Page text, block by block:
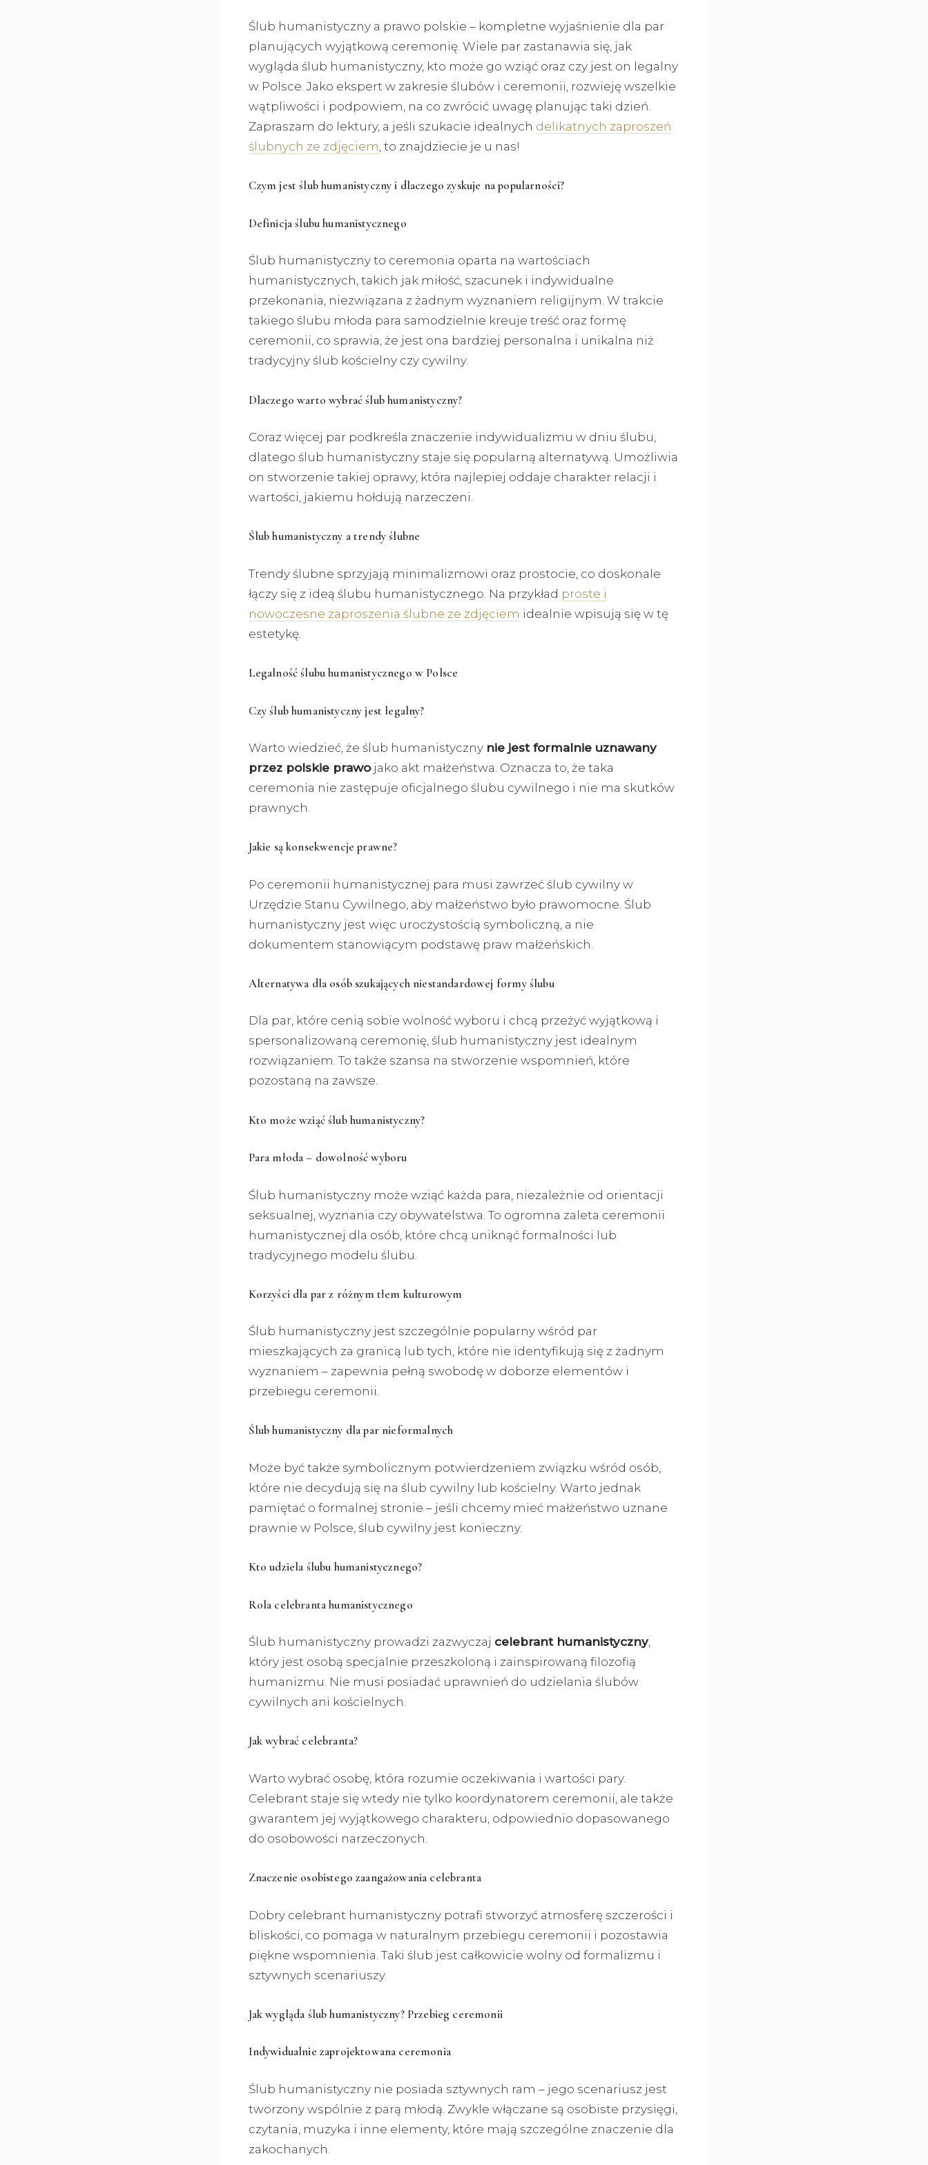
Ślub humanistyczny a prawo polskie – kompletne wyjaśnienie dla par
planujących wyjątkową ceremonię. Wiele par zastanawia się, jak
wygląda ślub humanistyczny, kto może go wziąć oraz czy jest on legalny
w Polsce. Jako ekspert w zakresie ślubów i ceremonii, rozwieję wszelkie
wątpliwości i podpowiem, na co zwrócić uwagę planując taki dzień.
Zapraszam do lektury, a jeśli szukacie idealnych delikatnych zaproszeń
ślubnych ze zdjęciem, to znajdziecie je u nas!
Czym jest ślub humanistyczny i dlaczego zyskuje na popularności?
Definicja ślubu humanistycznego
Ślub humanistyczny to ceremonia oparta na wartościach
humanistycznych, takich jak miłość, szacunek i indywidualne
przekonania, niezwiązana z żadnym wyznaniem religijnym. W trakcie
takiego ślubu młoda para samodzielnie kreuje treść oraz formę
ceremonii, co sprawia, że jest ona bardziej personalna i unikalna niż
tradycyjny ślub kościelny czy cywilny.
Dlaczego warto wybrać ślub humanistyczny?
Coraz więcej par podkreśla znaczenie indywidualizmu w dniu ślubu,
dlatego ślub humanistyczny staje się popularną alternatywą. Umożliwia
on stworzenie takiej oprawy, która najlepiej oddaje charakter relacji i
wartości, jakiemu hołdują narzeczeni.
Ślub humanistyczny a trendy ślubne
Trendy ślubne sprzyjają minimalizmowi oraz prostocie, co doskonale
łączy się z ideą ślubu humanistycznego. Na przykład proste i
nowoczesne zaproszenia ślubne ze zdjęciem idealnie wpisują się w tę
estetykę.
Legalność ślubu humanistycznego w Polsce
Czy ślub humanistyczny jest legalny?
Warto wiedzieć, że ślub humanistyczny nie jest formalnie uznawany
przez polskie prawojako akt małżeństwa. Oznacza to, że taka
ceremonia nie zastępuje oficjalnego ślubu cywilnego i nie ma skutków
prawnych.
Jakie są konsekwencje prawne?
Po ceremonii humanistycznej para musi zawrzeć ślub cywilny w
Urzędzie Stanu Cywilnego, aby małżeństwo było prawomocne. Ślub
humanistyczny jest więc uroczystością symboliczną, a nie
dokumentem stanowiącym podstawę praw małżeńskich.
Alternatywa dla osób szukających niestandardowej formy ślubu
Dla par, które cenią sobie wolność wyboru i chcą przeżyć wyjątkową i
spersonalizowaną ceremonię, ślub humanistyczny jest idealnym
rozwiązaniem. To także szansa na stworzenie wspomnień, które
pozostaną na zawsze.
Kto może wziąć ślub humanistyczny?
Para młoda – dowolność wyboru
Ślub humanistyczny może wziąć każda para, niezależnie od orientacji
seksualnej, wyznania czy obywatelstwa. To ogromna zaleta ceremonii
humanistycznej dla osób, które chcą uniknąć formalności lub
tradycyjnego modelu ślubu.
Korzyści dla par z różnym tłem kulturowym
Ślub humanistyczny jest szczególnie popularny wśród par
mieszkających za granicą lub tych, które nie identyfikują się z żadnym
wyznaniem – zapewnia pełną swobodę w doborze elementów i
przebiegu ceremonii.
Ślub humanistyczny dla par nieformalnych
Może być także symbolicznym potwierdzeniem związku wśród osób,
które nie decydują się na ślub cywilny lub kościelny. Warto jednak
pamiętać o formalnej stronie – jeśli chcemy mieć małżeństwo uznane
prawnie w Polsce, ślub cywilny jest konieczny.
Kto udziela ślubu humanistycznego?
Rola celebranta humanistycznego
Ślub humanistyczny prowadzi zazwyczaj celebrant humanistyczny,
który jest osobą specjalnie przeszkoloną i zainspirowaną filozofią
humanizmu. Nie musi posiadać uprawnień do udzielania ślubów
cywilnych ani kościelnych.
Jak wybrać celebranta?
Warto wybrać osobę, która rozumie oczekiwania i wartości pary.
Celebrant staje się wtedy nie tylko koordynatorem ceremonii, ale także
gwarantem jej wyjątkowego charakteru, odpowiednio dopasowanego
do osobowości narzeczonych.
Znaczenie osobistego zaangażowania celebranta
Dobry celebrant humanistyczny potrafi stworzyć atmosferę szczerości i
bliskości, co pomaga w naturalnym przebiegu ceremonii i pozostawia
piękne wspomnienia. Taki ślub jest całkowicie wolny od formalizmu i
sztywnych scenariuszy.
Jak wygląda ślub humanistyczny? Przebieg ceremonii
Indywidualnie zaprojektowana ceremonia
Ślub humanistyczny nie posiada sztywnych ram – jego scenariusz jest
tworzony wspólnie z parą młodą. Zwykle włączane są osobiste przysięgi,
czytania, muzyka i inne elementy, które mają szczególne znaczenie dla
zakochanych.